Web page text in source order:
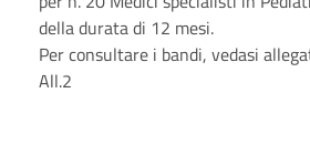
della durata di 12 mesi.
Per consultare i bandi, vedasi
All.2